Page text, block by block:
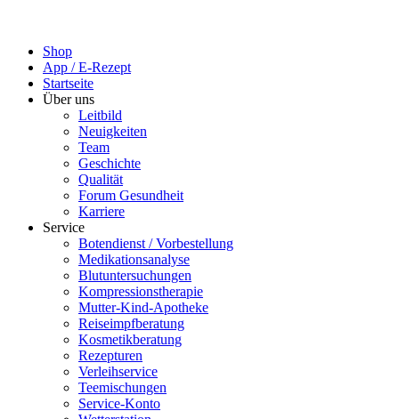
Shop
App / E-Rezept
Startseite
Über uns
Leitbild
Neuigkeiten
Team
Geschichte
Qualität
Forum Gesundheit
Karriere
Service
Botendienst / Vorbestellung
Medikationsanalyse
Blutuntersuchungen
Kompressionstherapie
Mutter-Kind-Apotheke
Reiseimpfberatung
Kosmetikberatung
Rezepturen
Verleihservice
Teemischungen
Service-Konto